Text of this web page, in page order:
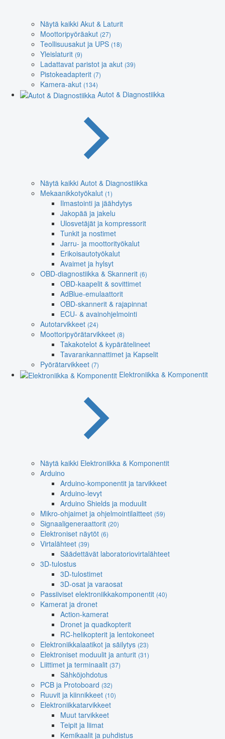
Näytä kaikki Akut & Laturit
Moottoripyöräakut (27)
Teollisuusakut ja UPS (18)
Yleislaturit (9)
Ladattavat paristot ja akut (39)
Pistokeadapterit (7)
Kamera-akut (134)
Autot & Diagnostiikka
Näytä kaikki Autot & Diagnostiikka
Mekaanikkotyökalut (1)
Ilmastointi ja jäähdytys
Jakopää ja jakelu
Ulosvetäjät ja kompressorit
Tunkit ja nostimet
Jarru- ja moottorityökalut
Erikoisautotyökalut
Avaimet ja hylsyt
OBD-diagnostiikka & Skannerit (6)
OBD-kaapelit & sovittimet
AdBlue-emulaattorit
OBD-skannerit & rajapinnat
ECU- & avainohjelmointi
Autotarvikkeet (24)
Moottoripyörätarvikkeet (8)
Takakotelot & kypärätelineet
Tavarankannattimet ja Kapselit
Pyörätarvikkeet (7)
Elektroniikka & Komponentit
Näytä kaikki Elektroniikka & Komponentit
Arduino
Arduino-komponentit ja tarvikkeet
Arduino-levyt
Arduino Shields ja moduulit
Mikro-ohjaimet ja ohjelmointilaitteet (59)
Signaaligeneraattorit (20)
Elektroniset näytöt (6)
Virtalähteet (39)
Säädettävät laboratoriovirtalähteet
3D-tulostus
3D-tulostimet
3D-osat ja varaosat
Passiiviset elektroniikkakomponentit (40)
Kamerat ja dronet
Action-kamerat
Dronet ja quadkopterit
RC-helikopterit ja lentokoneet
Elektroniikkalaatikot ja säilytys (23)
Elektroniset moduulit ja anturit (31)
Liittimet ja terminaalit (37)
Sähköjohdotus
PCB ja Protoboard (32)
Ruuvit ja kiinnikkeet (10)
Elektroniikkatarvikkeet
Muut tarvikkeet
Teipit ja liimat
Kemikaalit ja puhdistus